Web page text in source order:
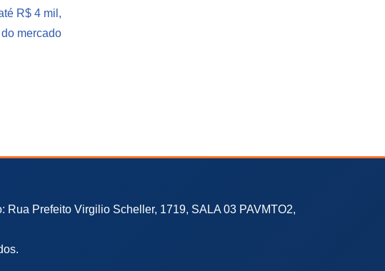
R$ 4 mil,
mercado
Prefeito Virgilio Scheller, 1719, SALA 03 PAVMTO2,